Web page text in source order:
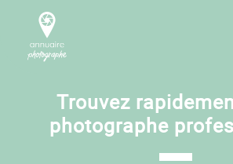
Trouvez
photographe